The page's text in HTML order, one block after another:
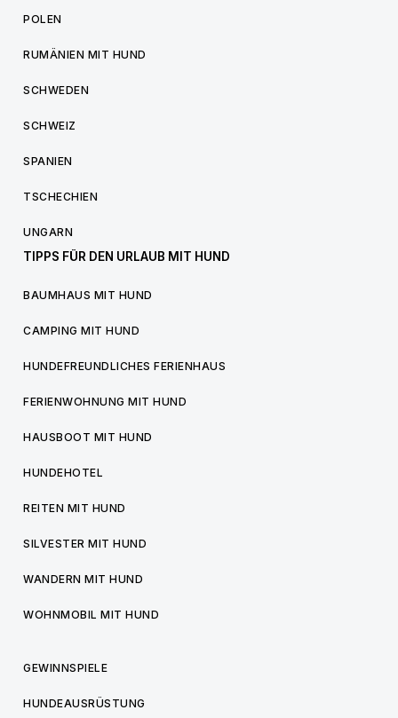
POLEN
RUMÄNIEN MIT HUND
SCHWEDEN
SCHWEIZ
SPANIEN
TSCHECHIEN
UNGARN
TIPPS FÜR DEN URLAUB MIT HUND
BAUMHAUS MIT HUND
CAMPING MIT HUND
HUNDEFREUNDLICHES FERIENHAUS
FERIENWOHNUNG MIT HUND
HAUSBOOT MIT HUND
HUNDEHOTEL
REITEN MIT HUND
SILVESTER MIT HUND
WANDERN MIT HUND
WOHNMOBIL MIT HUND
GEWINNSPIELE
HUNDEAUSRÜSTUNG